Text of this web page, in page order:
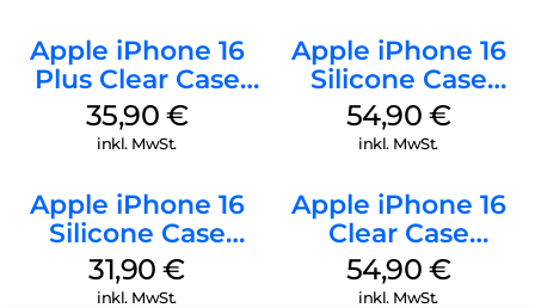
Apple iPhone 16
Plus Clear Case
MagSafe
Transparent
35,90 €
inkl. MwSt.
Apple iPhone 16
Silicone Case
MagSafe Lake
Green
54,90 €
inkl. MwSt.
Apple iPhone 16
Silicone Case
MagSafe Fuchsia
31,90€
inkl. MwSt.
Apple iPhone 16
Clear Case
MagSafe
Transparent
54,90 €
inkl. MwSt.